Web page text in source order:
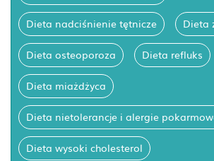
Dieta nadciśnienie tętnicze Dieta
Dieta osteoporoza Dieta refluks
Dieta miażdżyca
Dieta nietolerancje i alergie
Dieta wysoki cholesterol